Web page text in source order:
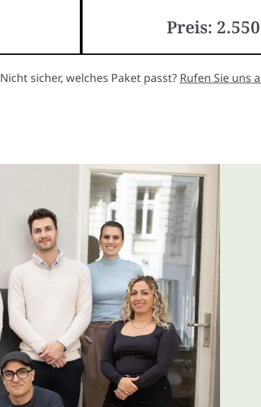
Preis:
Nicht sicher, welches Paket passt? Rufen Sie uns